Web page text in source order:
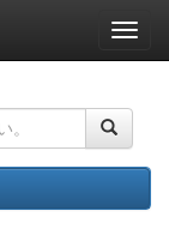
ナ
ビ
ー
ョ
ン